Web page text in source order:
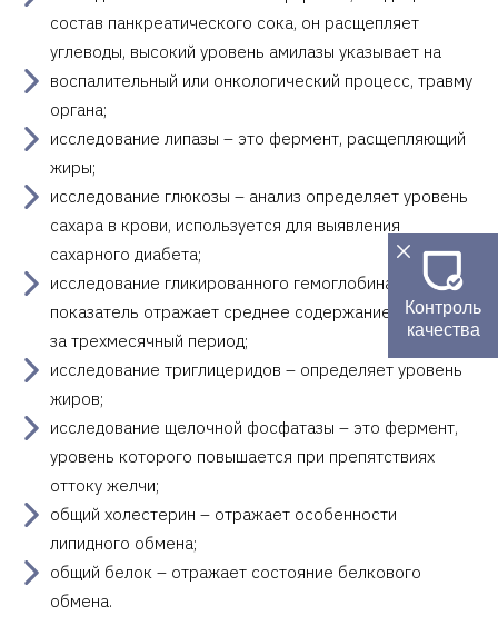
состав панкреатического сока, он расщепляет
углеводы, высокий уровень амилазы указывает на
воспалительный или онкологический процесс, травму
органа;
исследование липазы – это фермент, расщепляющий
жиры;
исследование глюкозы – анализ определяет уровень
сахара в крови, используется для выявления
сахарного диабета;
исследование гликированного гемоглобина –
показатель отражает среднее содержание глюкозы
за трехмесячный период;
исследование триглицеридов – определяет уровень
жиров;
исследование щелочной фосфатазы – это фермент,
уровень которого повышается при препятствиях
оттоку желчи;
общий холестерин – отражает особенности
липидного обмена;
общий белок – отражает состояние белкового
обмена.
Контроль
качества